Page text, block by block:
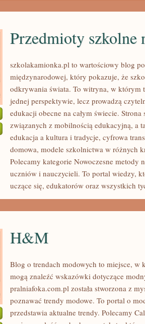
Przedmioty szkolne
szkolakamionka.pl to wartościowy blog
międzynarodowej, który pokazuje, że
odkrywania świata. To witryna, w którym
jednej perspektywie, lecz prowadzą
edukacji obecne na całym świecie. Strona
związanych z mobilnością edukacyjną, a
edukacja a kultura i tradycje, cyfrowa
domowa, modele szkolnictwa w różnych
Polecamy kategorie Nowoczesne metody
uczniów i nauczycieli. To portal wiedzy,
uczące się, edukatorów oraz wszystkich
H&M
Blog o trendach modowych to miejsce, w
mogą znaleźć wskazówki dotyczące
pralniafoka.com.pl została stworzona z
poznawać trendy modowe. To portal o
przedstawia aktualne trendy. Polecamy